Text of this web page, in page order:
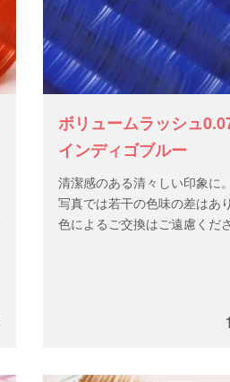
ボリュームラッシュ
インディゴブルー
清潔感のある清々しい印象に
写真では若干の色味の差はあ
色によるご交換はご遠慮くださ